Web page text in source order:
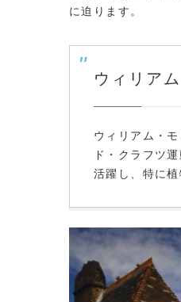
に迫ります。
ウィリア
ウィリアム・
ド・クラフツ
活躍し、特に